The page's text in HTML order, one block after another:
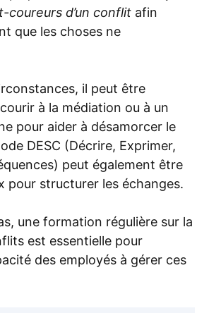
coureurs d’un conflit afin
que les choses ne
il peut être
à la médiation ou à un
pour aider à désamorcer le
DESC (Décrire, Exprimer,
peut également être
pour structurer les échanges.
une formation régulière sur la
est essentielle pour
des employés à gérer ces